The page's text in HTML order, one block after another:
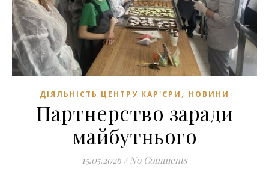
ДІЯЛЬНІСТЬ ЦЕНТРУ КАР'ЄРИ , НОВИНИ
Партнерство заради
майбутнього
15.05.2026 / No Comments